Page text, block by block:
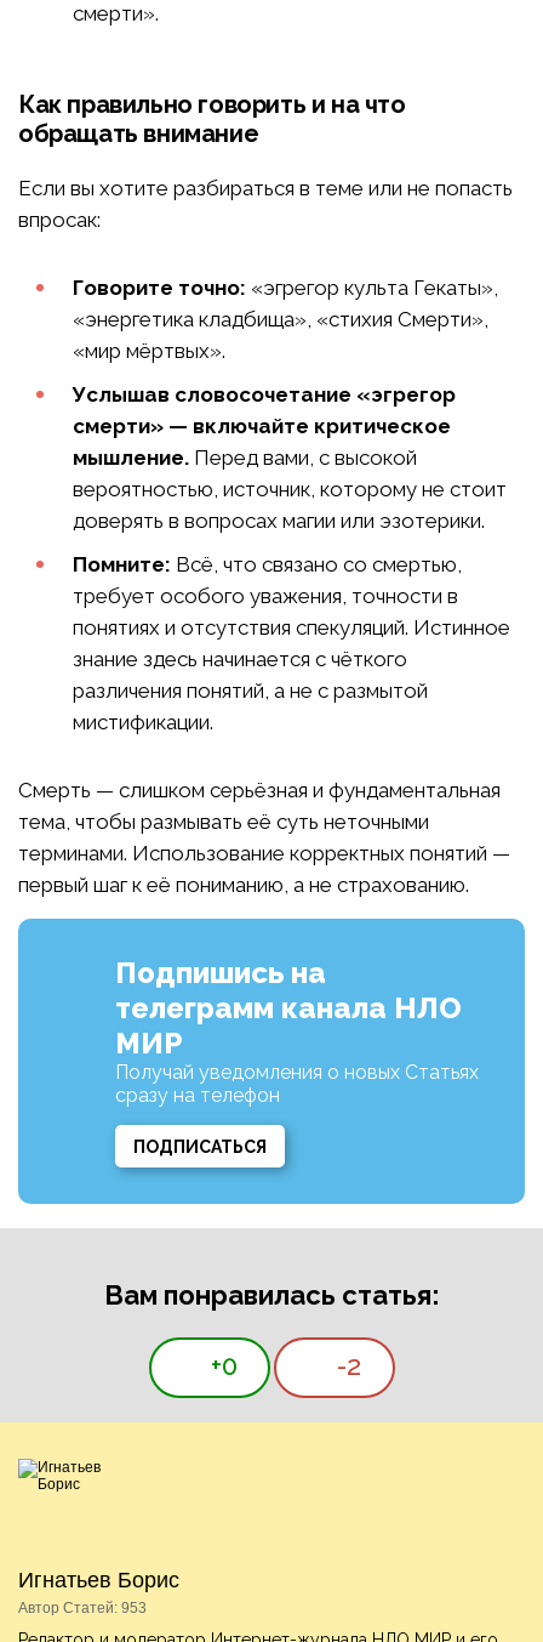
смерти».
Как правильно говорить и на что
обращать внимание
Если вы хотите разбираться в теме или не попасть
впросак:
Говорите точно: «эгрегор культа Гекаты»,
«энергетика кладбища», «стихия Смерти»,
«мир мёртвых».
Услышав словосочетание «эгрегор
смерти» — включайте критическое
мышление. Перед вами, с высокой
вероятностью, источник, которому не стоит
доверять в вопросах магии или эзотерики.
Помните: Всё, что связано со смертью,
требует особого уважения, точности в
понятиях и отсутствия спекуляций. Истинное
знание здесь начинается с чёткого
различения понятий, а не с размытой
мистификации.
Смерть — слишком серьёзная и фундаментальная
тема, чтобы размывать её суть неточными
терминами. Использование корректных понятий —
первый шаг к её пониманию, а не страхованию.
Подпишись на
телеграмм канала НЛО
МИР
Получай уведомления о новых Статьях
сразу на телефон
ПОДПИСАТЬСЯ
Вам понравилась статья:
+0 -2
Игнатьев Борис
Автор Статей: 953